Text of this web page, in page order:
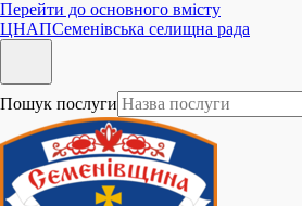
Перейти до основного вмісту
ЦНАПСеменівська селищна рада
Пошук послуги